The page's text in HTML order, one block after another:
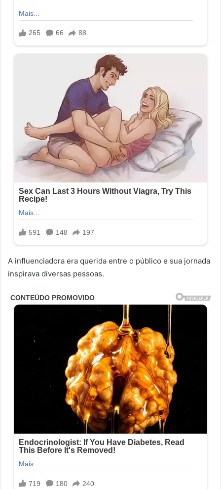
A influenciadora era querida entre o público e sua jornada
inspirava diversas pessoas.